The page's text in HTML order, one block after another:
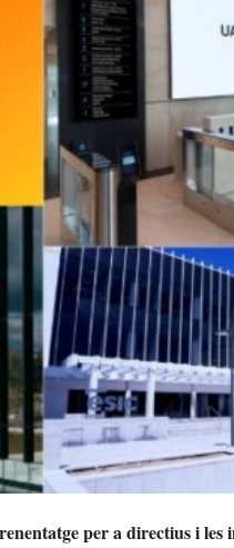
per a directius i les